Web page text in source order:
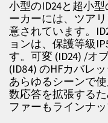
小型のID24と超小
ーカーには、ツア
意されています。
ョンは、保護等級
す。可変 (ID24) /オ
(ID84) のHFカバレ
あらゆるシーンで
数応答を拡張する
ファーもラインナッ